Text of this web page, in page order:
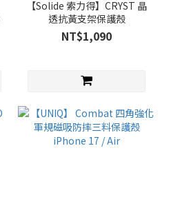
【Solide 索力得】CRYST 晶
透抗黃支架保護殼
NT$1,090